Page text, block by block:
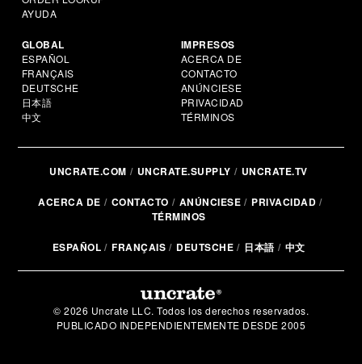
AYUDA
GLOBAL
ESPAÑOL
FRANÇAIS
DEUTSCHE
日本語
中文
IMPRESOS
ACERCA DE
CONTACTO
ANÚNCIESE
PRIVACIDAD
TÉRMINOS
UNCRATE.COM UNCRATE.SUPPLY UNCRATE.TV
ACERCA DE CONTACTO ANÚNCIESE
PRIVACIDAD
TÉRMINOS
ESPAÑOL FRANÇAIS DEUTSCHE 日本語 中文
© 2026 Uncrate LLC. Todos los derechos reservados.
PUBLICADO INDEPENDIENTEMENTE DESDE 2005